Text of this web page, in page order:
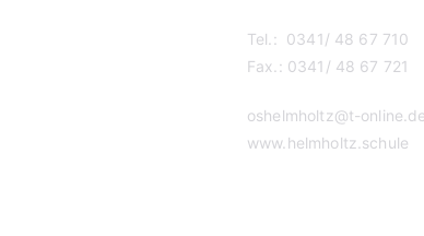
Tel.: 0341/ 48 67 710
Fax.: 0341/ 48 67 721
oshelmholtz@t-online.de
www.helmholtz.schule